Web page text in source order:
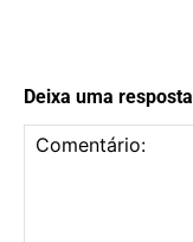
Deixa uma resposta